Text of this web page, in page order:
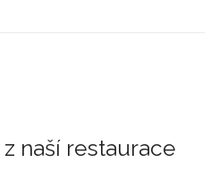
z naší restaurace